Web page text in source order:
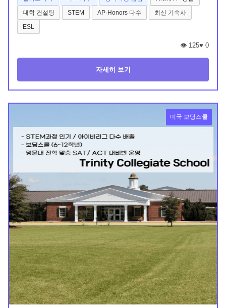
대학 컨설팅
STEM AP·Honors 다수
최신 기숙사
ESL
👁️ 125♥ 0
자세히 보기
미국 보딩스쿨